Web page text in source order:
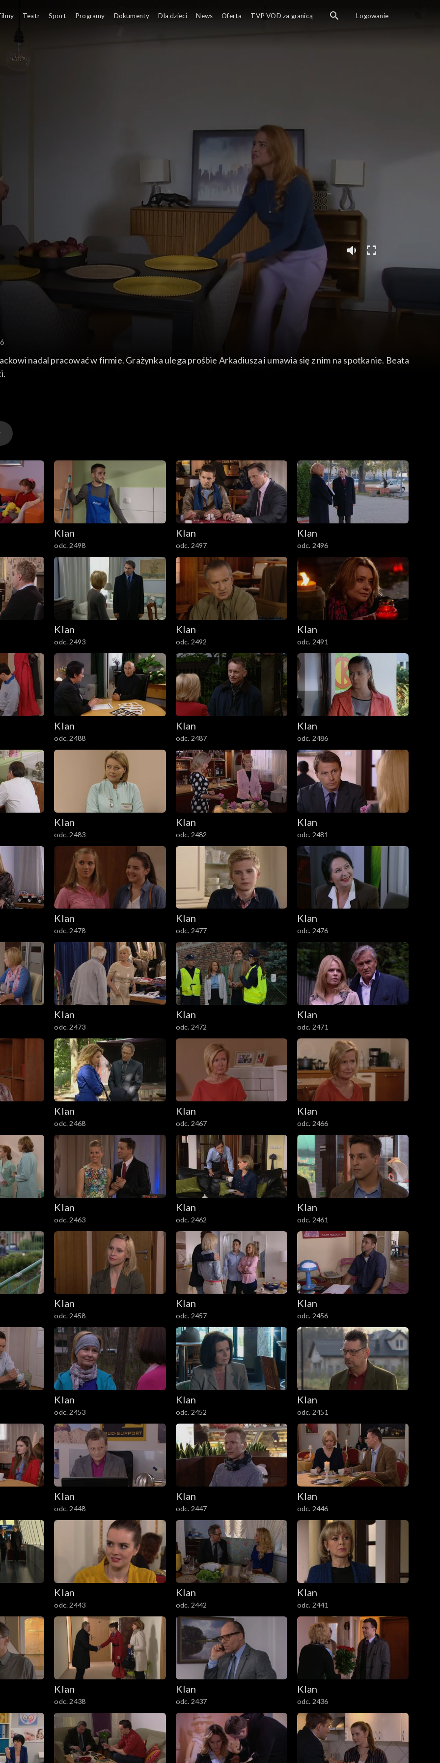
nadal pracować w firmie. Grażynka ulega prośbie Arkadiusza i umawia się z nim na spotkanie. Beata
Klan
odc. 2498
Klan
odc. 2497
Klan
odc. 2496
Klan
odc. 2493
Klan
odc. 2492
Klan
odc. 2491
Klan
odc. 2488
Klan
odc. 2487
Klan
odc. 2486
Klan
odc. 2483
Klan
odc. 2482
Klan
odc. 2481
Klan
odc. 2478
Klan
odc. 2477
Klan
odc. 2476
Klan
odc. 2473
Klan
odc. 2472
Klan
odc. 2471
Klan
odc. 2468
Klan
odc. 2467
Klan
odc. 2466
Klan
odc. 2463
Klan
odc. 2462
Klan
odc. 2461
Klan
odc. 2458
Klan
odc. 2457
Klan
odc. 2456
Klan
odc. 2453
Klan
odc. 2452
Klan
odc. 2451
Klan
odc. 2448
Klan
odc. 2447
Klan
odc. 2446
Klan
odc. 2443
Klan
odc. 2442
Klan
odc. 2441
Klan
odc. 2438
Klan
odc. 2437
Klan
odc. 2436
Teatr Sport Programy Dokumenty Dla dzieci News Oferta TVP VOD za granicą Logowanie